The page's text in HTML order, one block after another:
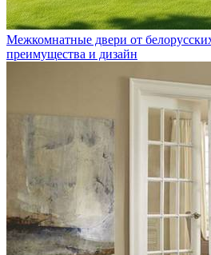
Межкомнатные двери от
преимущества и дизайн